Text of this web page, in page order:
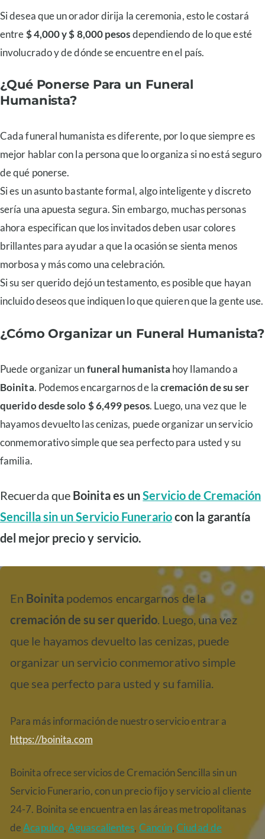
Si desea que un orador dirija la ceremonia, esto le costará
entre$ 4,000 y $ 8,000 pesosdependiendo de lo que esté
involucrado y de dónde se encuentre en el país.
¿Qué Ponerse Para un Funeral
Humanista?
Cada funeral humanista es diferente, por lo que siempre es
mejor hablar con la persona que lo organiza si no está seguro
de qué ponerse.
Si es un asunto bastante formal, algo inteligente y discreto
sería una apuesta segura. Sin embargo, muchas personas
ahora especifican que los invitados deben usar colores
brillantes para ayudar a que la ocasión se sienta menos
morbosa y más como una celebración.
Si su ser querido dejó un testamento, es posible que hayan
incluido deseos que indiquen lo que quieren que la gente use.
¿Cómo Organizar un Funeral Humanista?
Puede organizar unfuneral humanista hoy llamando a
Boinita. Podemos encargarnos de lacremación de su ser
querido desde solo $ 6,499 pesos. Luego, una vez que le
hayamos devuelto las cenizas, puede organizar un servicio
conmemorativo simple que sea perfecto para usted y su
familia.
Recuerda que Boinita es unServicio de Cremación
Sencilla sin un Servicio Funerariocon la garantía
del mejor precio y servicio.
En Boinita podemos encargarnos de la
cremación de su ser querido . Luego, una vez
que le hayamos devuelto las cenizas, puede
organizar un servicio conmemorativo simple
que sea perfecto para usted y su familia.
Para más información de nuestro servicio entrar a
https://boinita.com
Boinita ofrece servicios de Cremación Sencilla sin un
Servicio Funerario, con un precio fijo y servicio al cliente
24-7. Boinita se encuentra en las áreas metropolitanas
deAcapulco,Aguascalientes, Cancún,Ciudad de